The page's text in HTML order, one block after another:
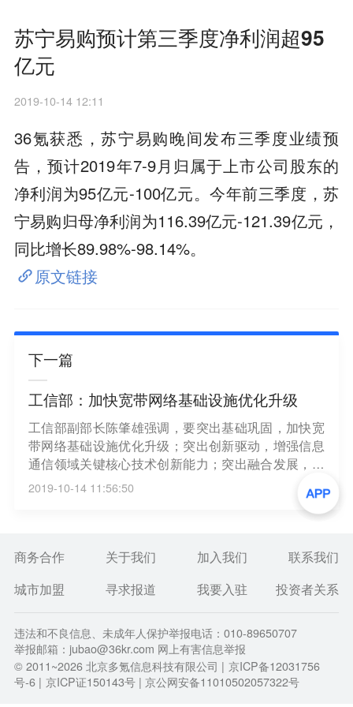
苏宁易购预计第三季度净利润超95
亿元
2019-10-14 12:11
36氪获悉，苏宁易购晚间发布三季度业绩预
告，预计2019年7-9月归属于上市公司股东的
净利润为95亿元-100亿元。今年前三季度，苏
宁易购归母净利润为116.39亿元-121.39亿元，
同比增长89.98%-98.14%。
原文链接
下一篇
工信部：加快宽带网络基础设施优化升级
工信部副部长陈肇雄强调，要突出基础巩固，加快宽
带网络基础设施优化升级；突出创新驱动，增强信息
通信领域关键核心技术创新能力；突出融合发展，推
动信息通信业和实体经济特别是制造业深度融合；突
出环境优化，促进信息通信业持续健康发展。（第一
2019-10-14 11:56:50
商务合作 关于我们 加入我们
联系我们
城市加盟
寻求报道 我要入驻 投资者关系
违法和不良信息、未成年人保护举报电话：010-89650707
举报邮箱：jubao@36kr.com 网上有害信息举报
© 2011~2026北京多氪信息科技有限公司 | 京ICP备12031756
号-6 | 京ICP证150143号 | 京公网安备11010502057322号